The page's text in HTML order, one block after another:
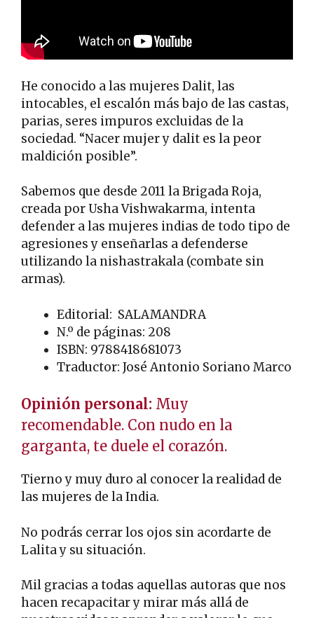
He conocido a las mujeres Dalit, las
intocables, el escalón más bajo de las castas,
parias, seres impuros excluidas de la
sociedad. “Nacer mujer y dalit es la peor
maldición posible”.
Sabemos que desde 2011 la Brigada Roja,
creada por Usha Vishwakarma, intenta
defender a las mujeres indias de todo tipo de
agresiones y enseñarlas a defenderse
utilizando la nishastrakala (combate sin
armas).
Editorial: SALAMANDRA
N.º de páginas: 208
ISBN: 9788418681073
Traductor: José Antonio Soriano Marco
Opinión personal: Muy
recomendable. Con nudo en la
garganta, te duele el corazón.
Tierno y muy duro al conocer la realidad de
las mujeres de la India.
No podrás cerrar los ojos sin acordarte de
Lalita y su situación.
Mil gracias a todas aquellas autoras que nos
hacen recapacitar y mirar más allá de